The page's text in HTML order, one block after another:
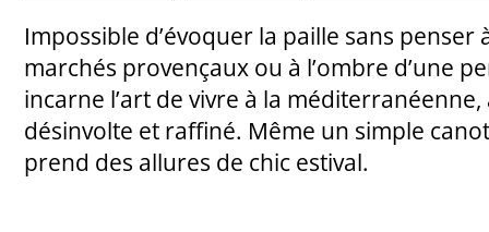
Impossible d’évoquer la paille sans penser
marchés provençaux ou à l’ombre d’une
incarne l’art de vivre à la
désinvolte et raffiné. Même un simple
prend des allures de chic estival.